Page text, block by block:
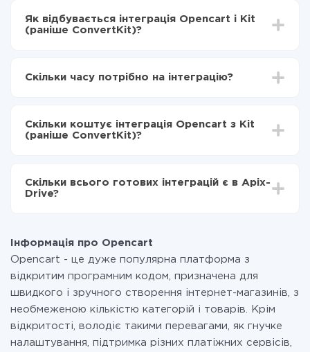
Як відбувається інтеграція Opencart і Kit
(раніше ConvertKit)?
Вибираєте які дані передавати з Opencart в Kit
Тепер дані будуть автоматично передаватися з
Opencart в Kit (раніше ConvertKit)
Скільки часу потрібно на інтеграцію?
становити від 5-ти до 30-хвилин. У середньому
налаштування займає 10-15 хвилин.
Скільки коштує інтеграція Opencart з Kit
(раніше ConvertKit)?
Ви оплачуєте лише кількість даних, які за фактом
передаються з однієї вашої системи в іншу через
при необхідності. Детальніше про
Скільки всього готових інтеграцій є в Apix-
Drive?
Інформація про Opencart
Opencart - це дуже популярна платформа з
відкритим програмним кодом, призначена для
швидкого і зручного створення інтернет-магазинів, з
необмеженою кількістю категорій і товарів. Крім
відкритості, володіє такими перевагами, як гнучке
налаштування, підтримка різних платіжних сервісів,